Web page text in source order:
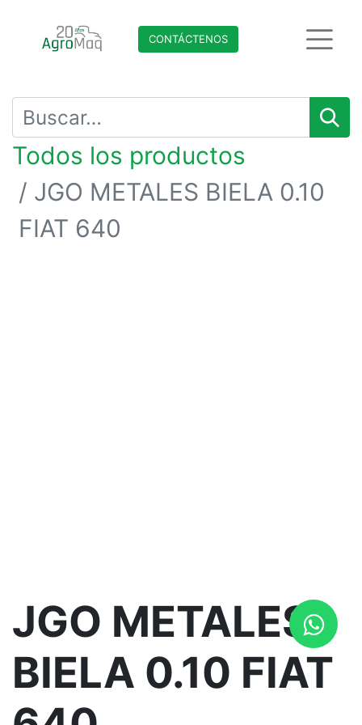
CONTÁCTENO​​​​S
Todos los productos
JGO METALES BIELA 0.10
FIAT 640
JGO METALES
BIELA 0.10 FIAT